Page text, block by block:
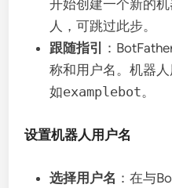
开始创建一个新的
人，可跳过此步。
跟随指引
：
称和用户名。机器
如examplebot。
设置机器人用户名
选择用户名 ：在与